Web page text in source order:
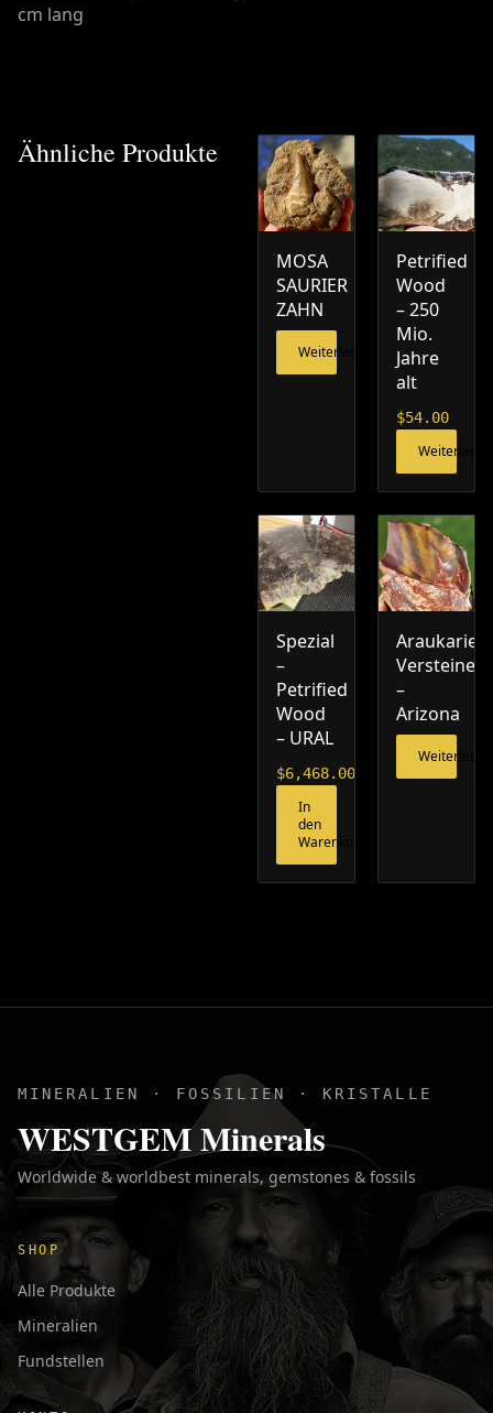
cm lang
Ähnliche Produkte
MOSA
SAURIER
ZAHN
Weiterlesen
Petrified
Wood
– 250
Mio.
Jahre
alt
$54.00
Weiterlesen
Spezial
–
Petrified
Wood
– URAL
$6,468.00
In
den
Warenkorb
Araukarie
Versteinert
–
Arizona
Weiterlesen
MINERALIEN · FOSSILIEN · KRISTALLE
WESTGEM Minerals
Worldwide & worldbest minerals, gemstones & fossils
SHOP
Alle Produkte
Mineralien
Fundstellen